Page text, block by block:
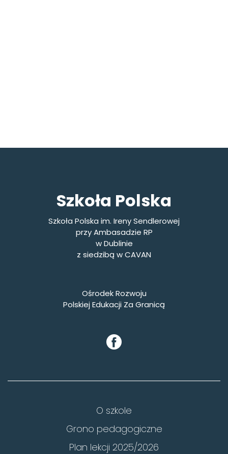
Szkoła Polska
Szkoła Polska im. Ireny Sendlerowej
przy Ambasadzie RP
w Dublinie
z siedzibą w CAVAN
Ośrodek Rozwoju
Polskiej Edukacji Za Granicą
O szkole
Grono pedagogiczne
Plan lekcji 2025/2026